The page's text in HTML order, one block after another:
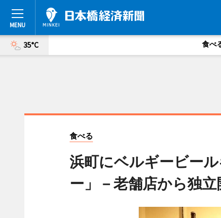
35°C 食べ
食べる
浜町にベルギービー
ー」－老舗店から独立